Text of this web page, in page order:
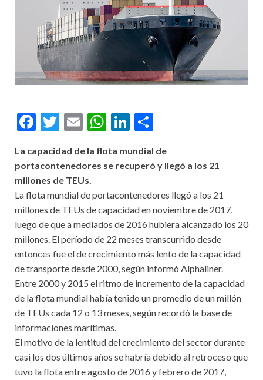
Facebook
Twitter
EmailWhatsApp
LinkedIn
La capacidad de la flota mundial de
portacontenedores se recuperó y llegó a los 21
millones de TEUs.
La flota mundial de portacontenedores llegó a los 21
millones de TEUs de capacidad en noviembre de 2017,
luego de que a mediados de 2016 hubiera alcanzado los 20
millones. El período de 22 meses transcurrido desde
entonces fue el de crecimiento más lento de la capacidad
de transporte desde 2000, según informó Alphaliner.
Entre 2000 y 2015 el ritmo de incremento de la capacidad
de la flota mundial había tenido un promedio de un millón
de TEUs cada 12 o 13 meses, según recordó la base de
informaciones marítimas.
El motivo de la lentitud del crecimiento del sector durante
casi los dos últimos años se habría debido al retroceso que
tuvo la flota entre agosto de 2016 y febrero de 2017,